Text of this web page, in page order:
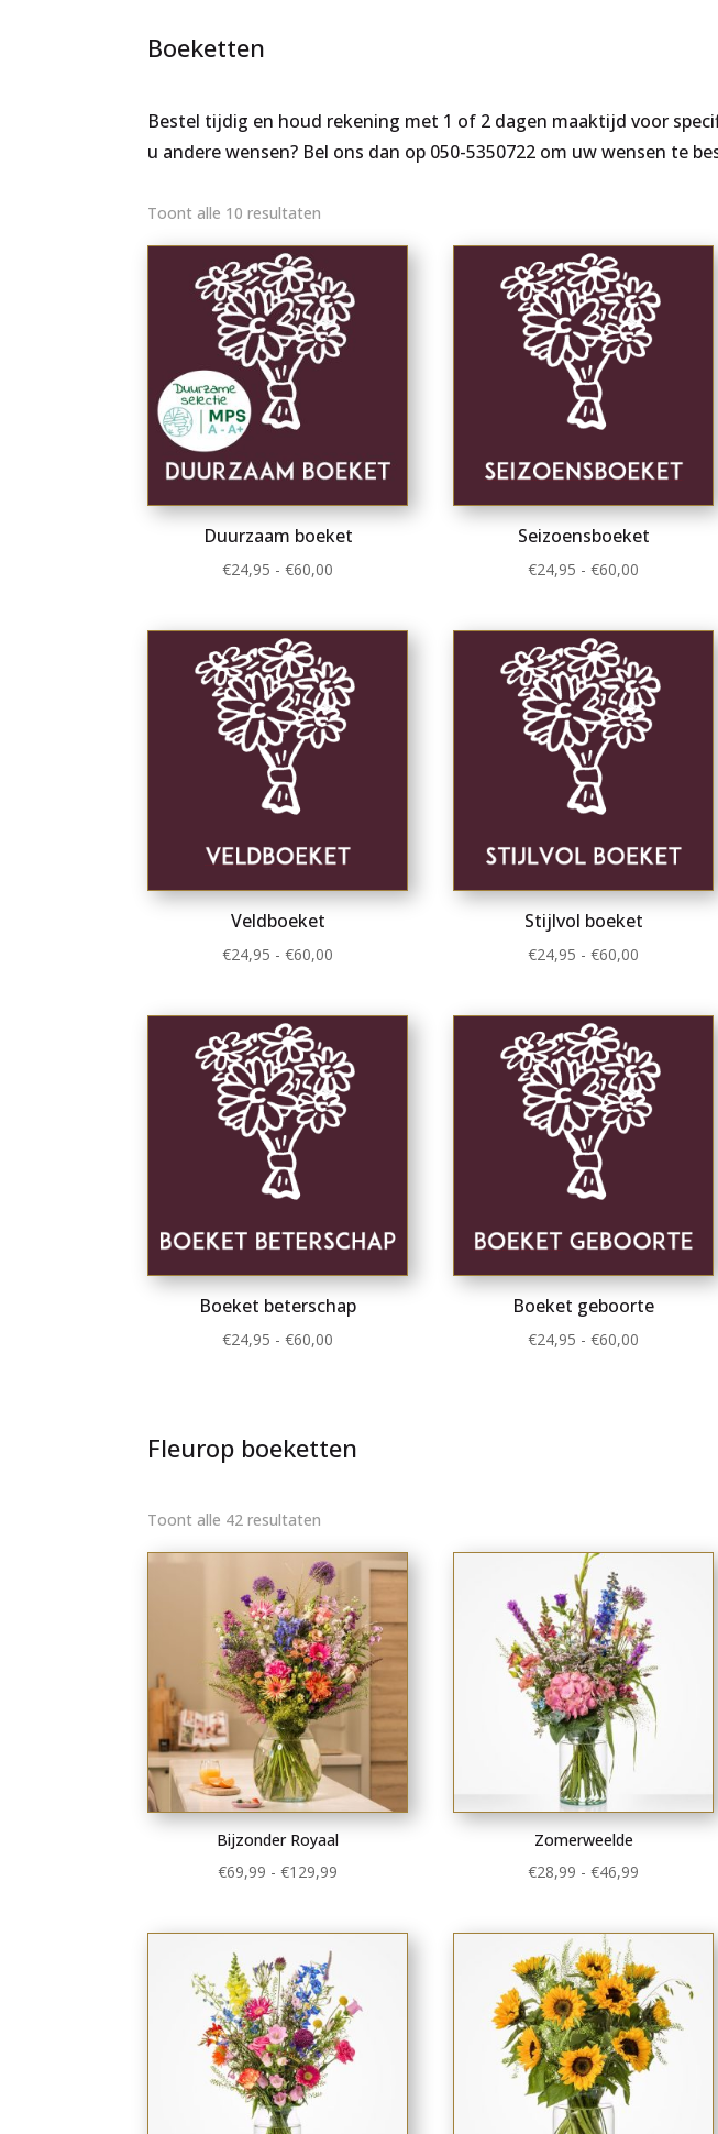
Boeketten
Bestel tijdig en houd rekening met 1 of 2 dagen maaktijd voor
u andere wensen? Bel ons dan op 050-5350722 om uw wensen te
Toont alle 10 resultaten
Duurzaam boeket
€24,95 - €60,00
Seizoensboeket
€24,95 - €60,00
Veldboeket
€24,95 - €60,00
Stijlvol boeket
€24,95 - €60,00
Boeket beterschap
€24,95 - €60,00
Boeket geboorte
€24,95 - €60,00
Fleurop boeketten
Toont alle 42 resultaten
nieuwste
Bijzonder Royaal
€69,99 - €129,99
Zomerweelde
€28,99 - €46,99